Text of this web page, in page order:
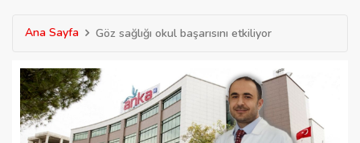
Ana Sayfa Göz sağlığı okul başarısını etkiliyor